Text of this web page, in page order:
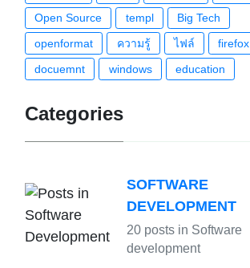
Open Source
templ
Big Tech
openformat
ความรู้ ไฟล์
firefox
docuemnt
windows education
Categories
SOFTWARE
DEVELOPMENT
20 posts in Software
development